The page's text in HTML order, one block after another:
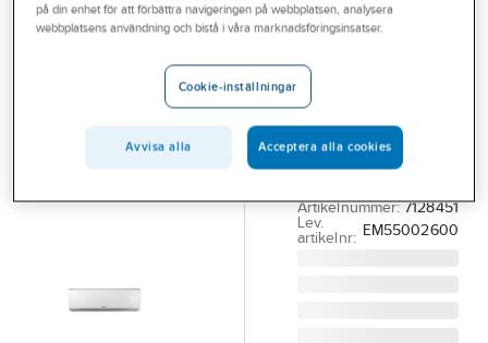
Branscher INNOVA
Fläktkonvektor
IGFCWM
INNOVA
INNOVA FANCOIL
Artikelnummer: 7128451
Lev.
artikelnr: EM55002600
på din enhet för att förbättra navigeringen på webbplatsen, analysera
webbplatsens användning och bistå i våra marknadsföringsinsatser.
Cookie-inställningar
Avvisa alla Acceptera alla cookies